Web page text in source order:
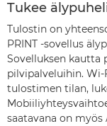
Tukee
Tulostin on
PRINT -sovellus
Sovelluksen kautta
pilvipalveluihin.
tulostimen tilan,
saatavana on